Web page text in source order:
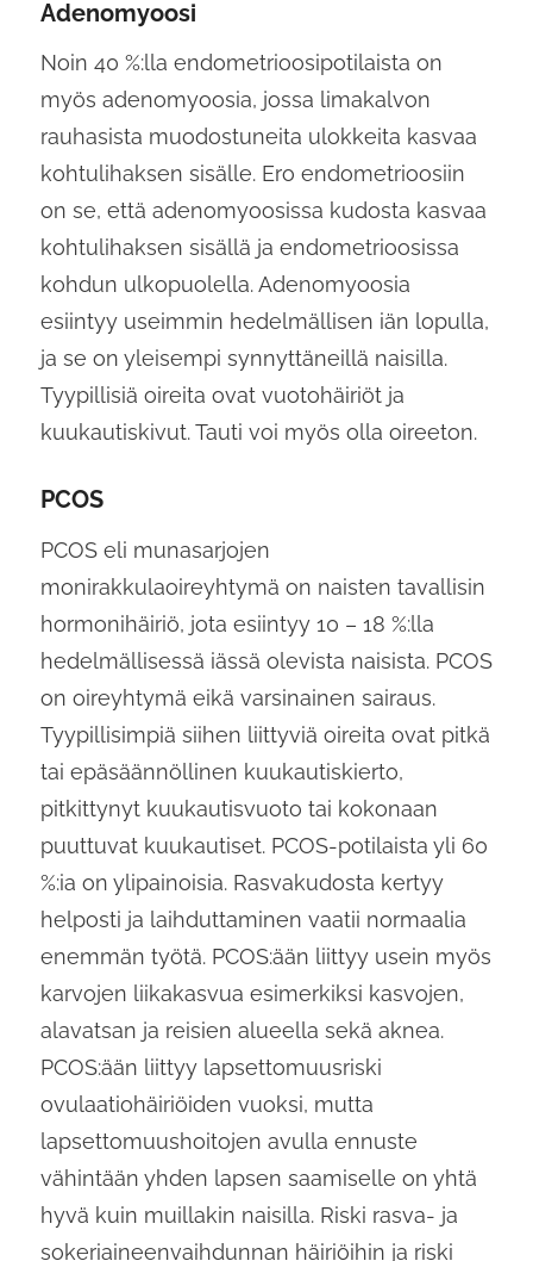
Adenomyoosi
Noin 40 %:lla endometrioosipotilaista on
myös adenomyoosia, jossa limakalvon
rauhasista muodostuneita ulokkeita kasvaa
kohtulihaksen sisälle. Ero endometrioosiin
on se, että adenomyoosissa kudosta kasvaa
kohtulihaksen sisällä ja endometrioosissa
kohdun ulkopuolella. Adenomyoosia
esiintyy useimmin hedelmällisen iän lopulla,
ja se on yleisempi synnyttäneillä naisilla.
Tyypillisiä oireita ovat vuotohäiriöt ja
kuukautiskivut. Tauti voi myös olla oireeton.
PCOS
PCOS eli munasarjojen
monirakkulaoireyhtymä on naisten tavallisin
hormonihäiriö, jota esiintyy 10 – 18 %:lla
hedelmällisessä iässä olevista naisista. PCOS
on oireyhtymä eikä varsinainen sairaus.
Tyypillisimpiä siihen liittyviä oireita ovat pitkä
tai epäsäännöllinen kuukautiskierto,
pitkittynyt kuukautisvuoto tai kokonaan
puuttuvat kuukautiset. PCOS-potilaista yli 60
%:ia on ylipainoisia. Rasvakudosta kertyy
helposti ja laihduttaminen vaatii normaalia
enemmän työtä. PCOS:ään liittyy usein myös
karvojen liikakasvua esimerkiksi kasvojen,
alavatsan ja reisien alueella sekä aknea.
PCOS:ään liittyy lapsettomuusriski
ovulaatiohäiriöiden vuoksi, mutta
lapsettomuushoitojen avulla ennuste
vähintään yhden lapsen saamiselle on yhtä
hyvä kuin muillakin naisilla. Riski rasva- ja
sokeriaineenvaihdunnan häiriöihin ja riski